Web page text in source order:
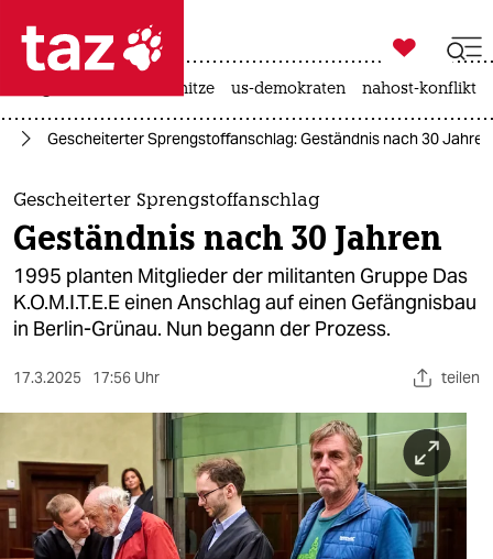
 taz zahl ich
taz zahl ich
themen
politik
öko
berlin
nord

taz zahl ich
hitze us-demokraten nahost-konflikt
Gescheiterter Sprengstoffanschlag: Geständnis nach 30 Jahren
Gescheiterter Sprengstoffanschlag
Geständnis nach 30 Jahren
1995 planten Mitglieder der militanten Gruppe Das
K.O.M.I.T.E.E einen Anschlag auf einen Gefängnisbau
in Berlin-Grünau. Nun begann der Prozess.
17.3.2025 17:56 Uhr teilen